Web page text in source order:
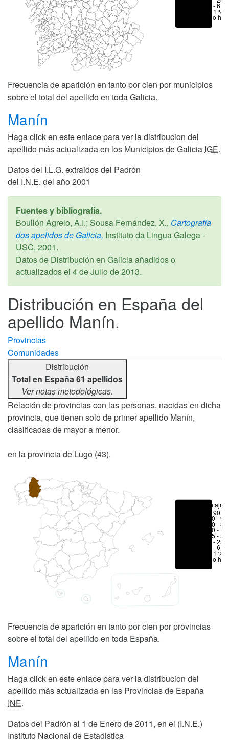
1 - 6 %
< 1 %
No hay
Frecuencia de aparición en tanto por cien por municipios
sobre el total del apellido en toda Galicia.
Manín
Haga click en este enlace para ver la distribucion del
apellido más actualizada en los Municipios de Galicia IGE.
Datos del I.L.G. extraidos del Padrón
del I.N.E. del año 2001
Fuentes y bibliografía.
Boullón Agrelo, A.I.; Sousa Fernández, X., Cartografía
dos apelidos de Galicia, Instituto da Lingua Galega -
USC, 2001.
Datos de Distribución en Galicia añadidos o
actualizados el 4 de Julio de 2013.
Distribución en España del
apellido Manín.
Provincias
Comunidades
Distribución
Total en España 61 apellidos
Ver notas metodológicas.
Relación de provincias con las personas, nacidas en dicha
provincia, que tienen solo de primer apellido Manín,
clasificadas de mayor a menor.
en la provincia de Lugo (43).
Porcentajes
> 90 %
80 -
70 -
50 -
25 -
6 - 25
1 - 6 %
< 1 %
No hay
Frecuencia de aparición en tanto por cien por provincias
sobre el total del apellido en toda España.
Manín
Haga click en este enlace para ver la distribucion del
apellido más actualizada en las Provincias de España
INE.
Datos del Padrón al 1 de Enero de 2011, en el (I.N.E.)
Instituto Nacional de Estadistica